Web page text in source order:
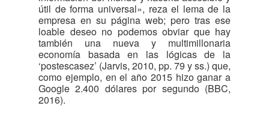
útil de forma universal», reza el lema de la
empresa en su página web; pero tras ese
loable deseo no podemos obviar que hay
también una nueva y multimillonaria
economía basada en las lógicas de la
‘postescasez’ (Jarvis, 2010, pp. 79 y ss.) que,
como ejemplo, en el año 2015 hizo ganar a
Google 2.400 dólares por segundo (BBC,
2016).